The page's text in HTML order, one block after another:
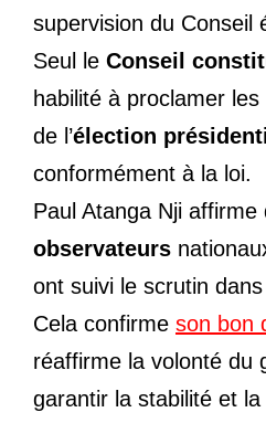
supervision du Conseil
Seul le Conseil
habilité à proclamer
de l’élection
conformément à la loi.
Paul Atanga Nji affirme
observateurs
ont suivi le scrutin
Cela confirme son bon
réaffirme la volonté du
garantir la stabilité et